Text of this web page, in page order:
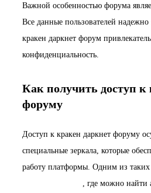
Важной особенностью форума
Все данные пользователей
кракен даркнет форум
конфиденциальность.
Как получить доступ к
форуму
Доступ к кракен даркнет форуму
специальные зеркала, которые
работу платформы. Одним из таких
, где можно найти